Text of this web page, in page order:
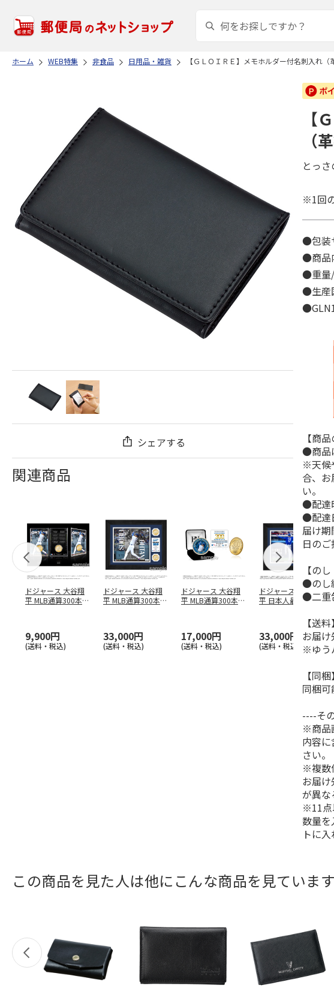
ホーム WEB特集 非食品 日用品・雑貨 【ＧＬＯＩＲＥ】メモホルダー付名刺入れ
シェアする
関連商品
ドジャース 大谷翔
平 MLB通算300本塁
9,900円
(送料・税込)
ドジャース 大谷翔
平 MLB通算300本塁
33,000円
(送料・税込)
ドジャース 大谷翔
平 MLB通算300本塁
17,000円
(送料・税込)
ドジャース 大谷翔
平 日本人最多53試
33,000円
(送料・税込)
【
（
とっ
※1回
●包装
●商品
●重
●生産
【商
●商品
※天候
合、
い。
●配達
●配達
届け
日のご
【の
●のし
●二重
【送料】
お届け
※ゆう
【同梱】
同梱
----そ
※商品
内容
さい。
※複数
お届
が異な
※11点
数量
トに
この商品を見た人は他にこんな商品を見ています